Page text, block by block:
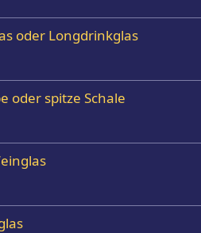
oder Longdrinkglas
oder spitze Schale